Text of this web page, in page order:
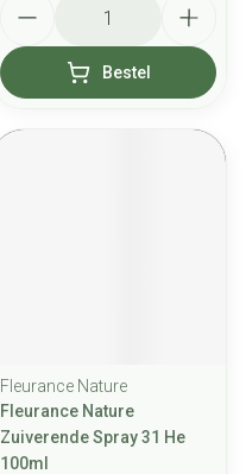
Bestel
Fleurance Nature
Fleurance Nature
Zuiverende Spray 31 He
100ml